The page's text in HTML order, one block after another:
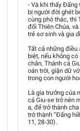
- Và khi thấy Đấng
bị người đời ghét
cùng phó thác, thì
đối Thiên Chúa,
trẻ sơ sinh và gia
Tất cả những điều
biệt, nếu không
chắn, Thánh cả
oán trời, giận dữ
trong con người
Là gia trưởng của
cả Giu-se trở nên
a, để trở thành
trở thành “Đấng
11, 28-30).